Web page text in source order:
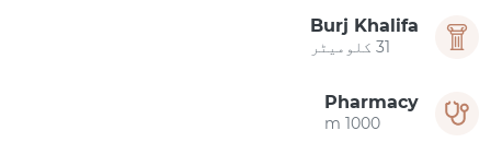
Burj Khalifa
31 کلومیٹر
Pharmacy
1000 m